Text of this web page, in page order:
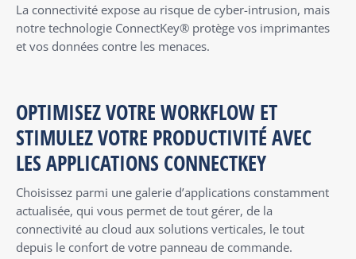
La connectivité expose au risque de cyber-intrusion, mais
notre technologie ConnectKey® protège vos imprimantes
et vos données contre les menaces.
OPTIMISEZ VOTRE WORKFLOW ET
STIMULEZ VOTRE PRODUCTIVITÉ AVEC
LES APPLICATIONS CONNECTKEY
Choisissez parmi une galerie d’applications constamment
actualisée, qui vous permet de tout gérer, de la
connectivité au cloud aux solutions verticales, le tout
depuis le confort de votre panneau de commande.